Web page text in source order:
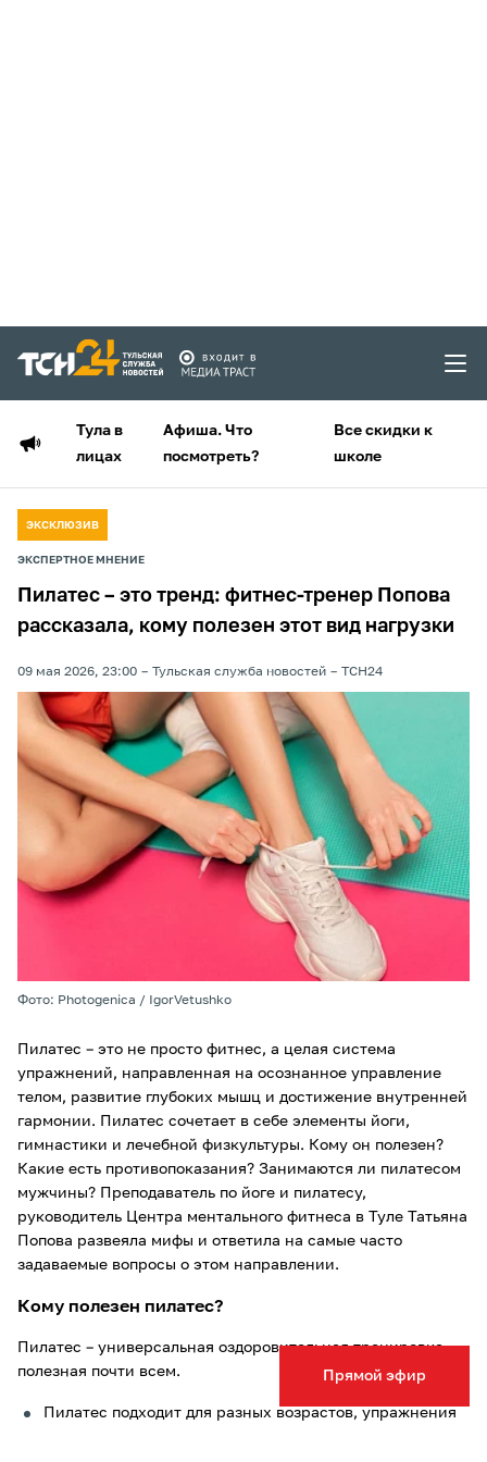
Тула в
лицах
Афиша. Что
посмотреть?
Все скидки к
школе
Прямой эфир
ЭКСКЛЮЗИВ
ЭКСПЕРТНОЕ МНЕНИЕ
Пилатес – это тренд: фитнес-тренер Попова
рассказала, кому полезен этот вид нагрузки
09 мая 2026, 23:00 Тульская служба новостей ТСН24
Фото: Photogenica / IgorVetushko
Пилатес – это не просто фитнес, а целая система
упражнений, направленная на осознанное управление
телом, развитие глубоких мышц и достижение внутренней
гармонии. Пилатес сочетает в себе элементы йоги,
гимнастики и лечебной физкультуры. Кому он полезен?
Какие есть противопоказания? Занимаются ли пилатесом
мужчины? Преподаватель по йоге и пилатесу,
руководитель Центра ментального фитнеса в Туле Татьяна
Попова развеяла мифы и ответила на самые часто
задаваемые вопросы о этом направлении.
Кому полезен пилатес?
Пилатес – универсальная оздоровительная тренировка,
полезная почти всем.
Пилатес подходит для разных возрастов, упражнения